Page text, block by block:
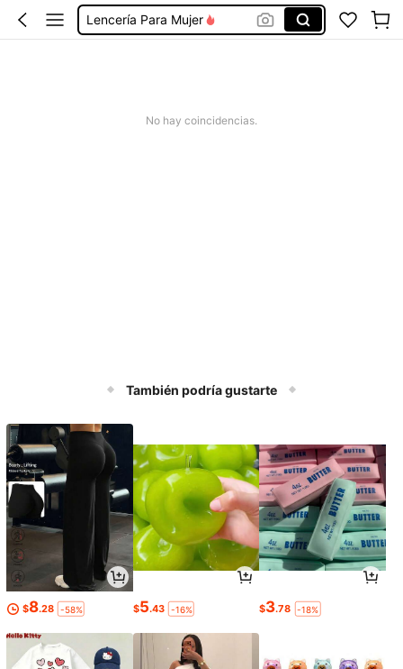
Lencería Para Mujer
Pijamas Para Mujer
No hay coincidencias.
También podría gustarte
$8.28 -58% $5.43 -16% $3.78 -18%